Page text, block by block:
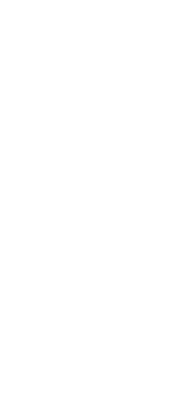
covid-origins-
welt/usa-